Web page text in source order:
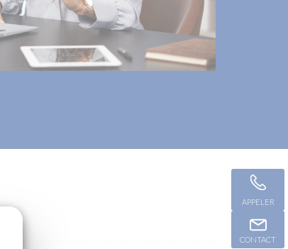
APPELER
CONTACT